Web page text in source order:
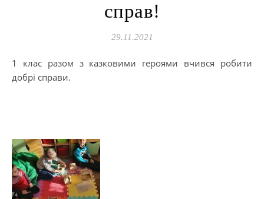
справ!
29.11.2021
1 клас разом з казковими героями вчився робити
добрі справи.